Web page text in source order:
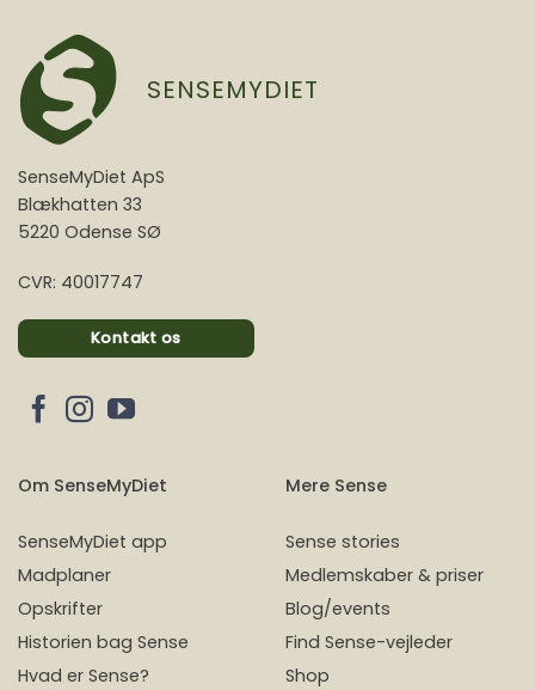
SENSEMYDIET
SenseMyDiet ApS
Blækhatten 33
5220 Odense SØ
CVR: 40017747
Kontakt os
Om SenseMyDiet
SenseMyDiet app
Madplaner
Opskrifter
Historien bag Sense
Hvad er Sense?
Mere Sense
Sense stories
Medlemskaber & priser
Blog/events
Find Sense-vejleder
Shop